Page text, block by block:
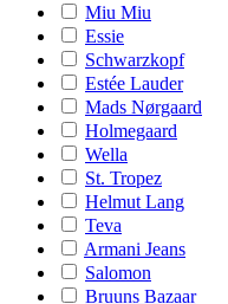
Miu Miu
Essie
Schwarzkopf
Estée Lauder
Mads Nørgaard
Holmegaard
Wella
St. Tropez
Helmut Lang
Teva
Armani Jeans
Salomon
Bruuns Bazaar